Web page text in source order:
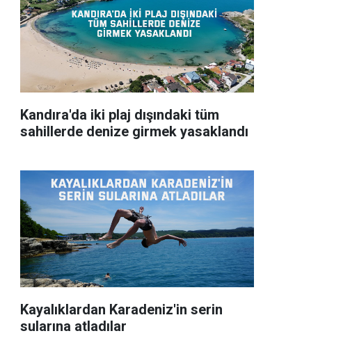
Kandıra'da iki plaj dışındaki tüm
sahillerde denize girmek yasaklandı
Kayalıklardan Karadeniz'in serin
sularına atladılar